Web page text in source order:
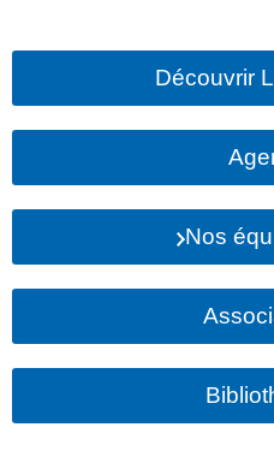
Découvrir
Nos